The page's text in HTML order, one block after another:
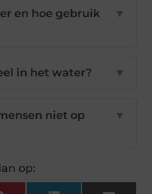
en hoe gebruik
▼
in het water? ▼
niet op
▼
op: